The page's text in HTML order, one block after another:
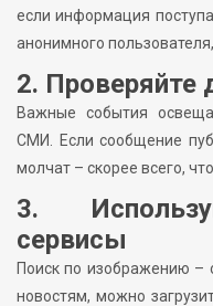
если информация
анонимного
2. Проверяйте
Важные события
СМИ. Если сообщение
молчат – скорее всего,
3.
сервисы
Поиск по изображению –
новостям, можно